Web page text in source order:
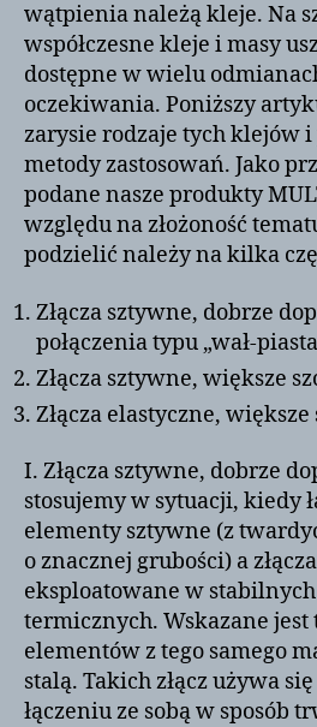
wątpienia należą kleje. Na
współczesne kleje i masy
dostępne w wielu
oczekiwania. Poniższy
zarysie rodzaje tych klejów
metody zastosowań. Jako
podane nasze produkty
względu na złożoność
podzielić należy na kilka
Złącza sztywne, dobrze
połączenia typu „wał-
Złącza sztywne, większe
Złącza elastyczne, większe
I. Złącza sztywne, dobrze
stosujemy w sytuacji, kiedy
elementy sztywne (z
o znacznej grubości) a
eksploatowane w
termicznych. Wskazane
elementów z tego samego
stalą. Takich złącz używa
łączeniu ze sobą w sposób